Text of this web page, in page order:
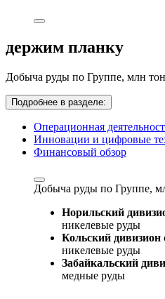
держим планку
Добыча руды по Группе, млн
Подробнее в разделе:
Операционная
Инновации и цифровые
Финансовый обзор
Добыча руды по Группе,
Норильский
никелевые руды
Кольский дивизион
никелевые руды
Забайкальский
медные руды